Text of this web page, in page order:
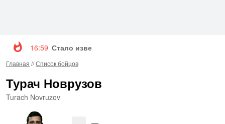
16:59 Стало известно, когда Конор Макгрегор
Главная //Список бойцов
Турач Новрузов
Turach Novruzov
—